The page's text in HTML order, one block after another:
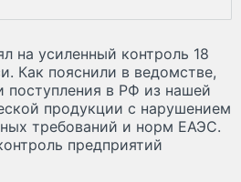
на усиленный контроль 18
Как пояснили в ведомстве,
поступления в РФ из нашей
продукции с нарушением
требований и норм ЕАЭС.
предприятий